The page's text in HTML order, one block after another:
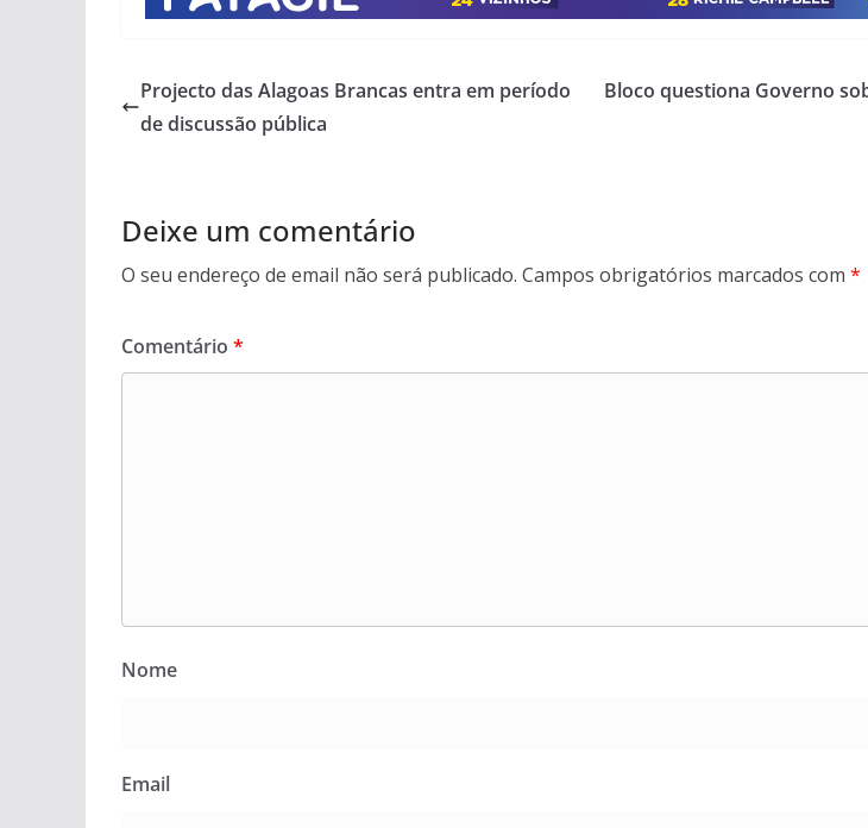
Projecto das Alagoas Brancas entra em período
de discussão pública
Bloco questiona Governo
Deixe um comentário
O seu endereço de email não será publicado. Campos obrigatórios marcados com *
Comentário *
Nome
Email